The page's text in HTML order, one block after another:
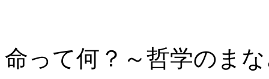
命って何？～哲学のま